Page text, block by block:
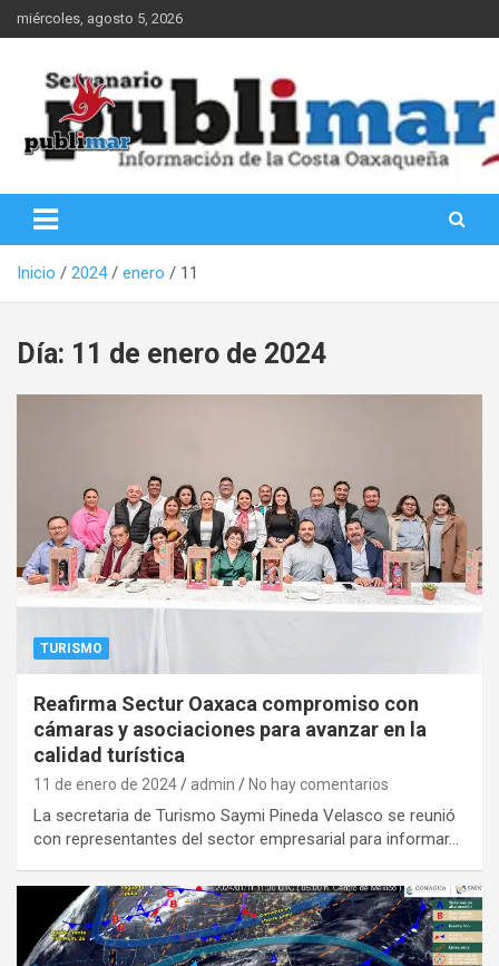
Saltar
al
miércoles, agosto 5, 2026
PubliMar
Inicio 2024 enero 11
Día: 11 de enero de 2024
TURISMO
Reafirma Sectur Oaxaca compromiso con
cámaras y asociaciones para avanzar en la
calidad turística
11 de enero de 2024 admin No hay comentarios
La secretaria de Turismo Saymi Pineda Velasco se reunió
con representantes del sector empresarial para informar…